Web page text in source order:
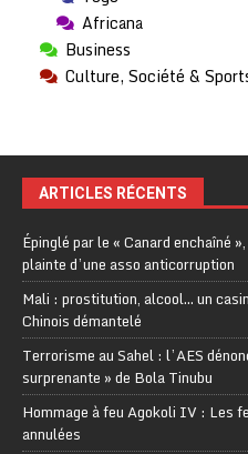
Africana
Business
Culture, Société &
ARTICLES RÉCENTS
Épinglé par le « Canard enchaîné
plainte d’une asso anticorruption
Mali : prostitution, alcool… un
Chinois démantelé
Terrorisme au Sahel : l’AES
surprenante » de Bola Tinubu
Hommage à feu Agokoli IV : Les
annulées